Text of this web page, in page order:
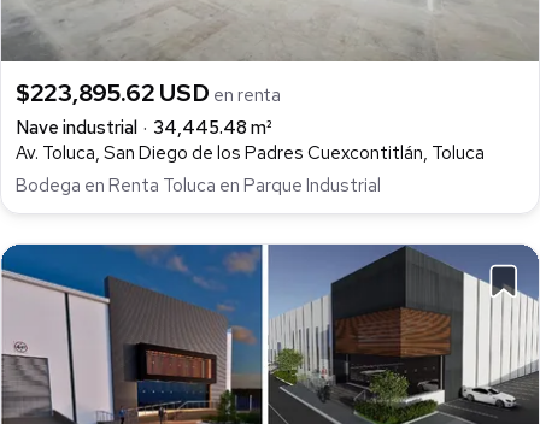
$223,895.62 USD en renta
Nave industrial
34,445.48 m²
Av. Toluca, San Diego de los Padres Cuexcontitlán, Toluca
Bodega en Renta Toluca en Parque Industrial